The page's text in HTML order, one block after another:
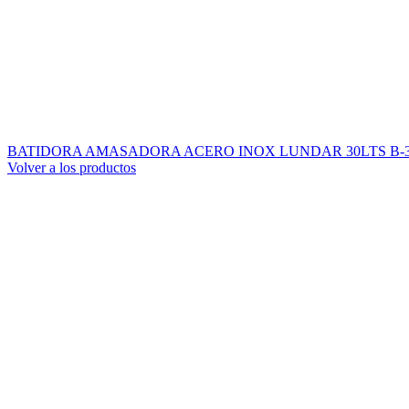
BATIDORA AMASADORA ACERO INOX LUNDAR 30LTS B-
Volver a los productos